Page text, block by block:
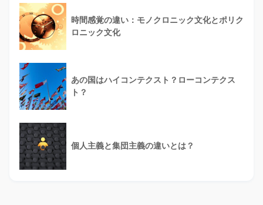
時間感覚の違い：モノクロニック文化とポリク
ロニック文化
あの国はハイコンテクスト？ローコンテクス
ト？
個人主義と集団主義の違いとは？